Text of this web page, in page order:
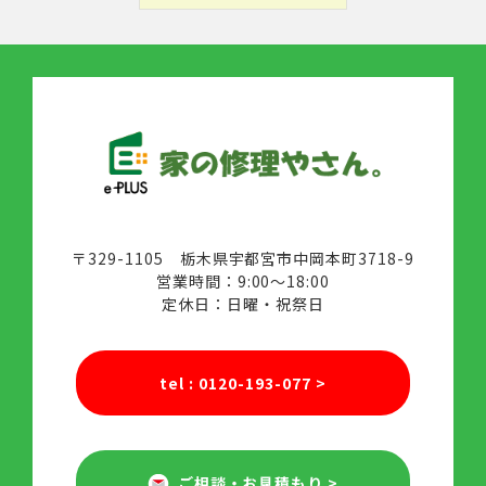
〒329-1105 栃木県宇都宮市中岡本町3718-9
営業時間：9:00～18:00
定休日：日曜・祝祭日
tel : 0120-193-077 >